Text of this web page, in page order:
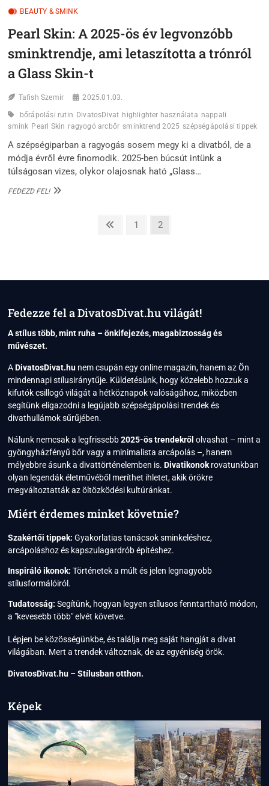
BEAUTY & SMINK
Pearl Skin: A 2025-ös év legvonzóbb
sminktrendje, ami letaszította a trónról
a Glass Skin-t
Tafish Szemir 2025.01.03.
bőrápolási rutin DivatosDivat highlighter használata nappali
smink Pearl Skin ragyogó arcbőr sminktrend 2025 szépségápolási tippek
A szépségiparban a ragyogás sosem megy ki a divatból, de a
módja évről évre finomodik. 2025-ben búcsút intünk a
túlságosan vizes, olykor olajosnak ható „Glass…
FEDEZD FEL!PEARL
TRÓNRÓL
A
GLASS
SKIN-
Previous
Page
1 Page
2
Fedezze fel a DivatosDivat.hu világát!
A stílus több, mint ruha – önkifejezés, magabiztosság és
művészet.
ADivatosDivat.hu nem csupán egy online magazin, hanem az Ön
mindennapi stílusiránytűje. Küldetésünk, hogy közelebb hozzuk a
kifutók csillogó világát a hétköznapok valóságához, miközben
segítünk eligazodni a legújabb szépségápolási trendek és
divathullámok sűrűjében.
Nálunk nemcsak a legfrissebb2025-ös trendekről olvashat – mint a
gyöngyházfényű bőr vagy a minimalista arcápolás –, hanem
mélyebbre ásunk a divattörténelemben is.Divatikonok rovatunkban
olyan legendák életművéből meríthet ihletet, akik örökre
megváltoztatták az öltözködési kultúránkat.
Miért érdemes minket követnie?
Szakértői tippek: Gyakorlatias tanácsok sminkeléshez,
arcápoláshoz és kapszulagardrób építéshez.
Inspiráló ikonok: Történetek a múlt és jelen legnagyobb
stílusformálóiról.
Tudatosság: Segítünk, hogyan legyen stílusos fenntartható módon,
a "kevesebb több" elvét követve.
Lépjen be közösségünkbe, és találja meg saját hangját a divat
világában. Mert a trendek változnak, de az egyéniség örök.
DivatosDivat.hu – Stílusban otthon.
Képek